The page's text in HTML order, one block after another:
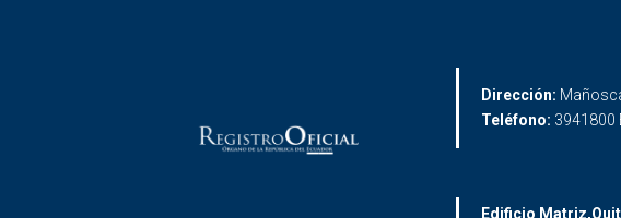
Dirección:
Teléfono: 3941800
Edificio